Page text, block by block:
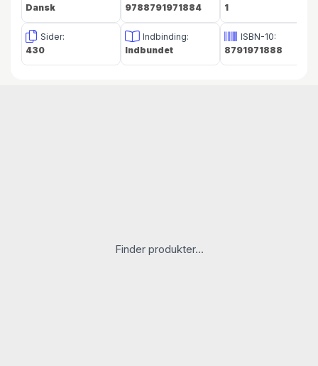
Dansk
Sider:
430
9788791971884
Indbinding:
Indbundet
1
ISBN-10:
8791971888
Finder produkter...